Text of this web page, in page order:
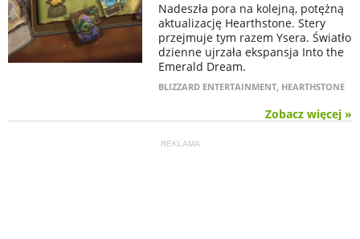
Nadeszła pora na kolejną, potężną
aktualizację Hearthstone. Stery
przejmuje tym razem Ysera. Światło
dzienne ujrzała ekspansja Into the
Emerald Dream.
BLIZZARD ENTERTAINMENT, HEARTHSTONE
Zobacz więcej »
REKLAMA